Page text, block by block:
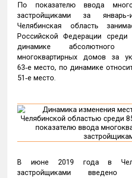
По показателю ввода
застройщиками за
Челябинская область
Российской Федерации среди
динамике абсолютного
многоквартирных домов за
63‑е место, по динамике
51‑е место.
В июне 2019 года в
застройщиками